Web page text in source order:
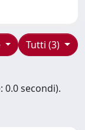
Tutti (3)
0.0 secondi).